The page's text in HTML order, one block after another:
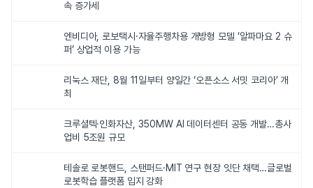
속 증가세
엔비디아, 로보택시·자율주행차용 개방형 모델 ‘알파마요 2 슈
퍼’ 상업적 이용 가능
리눅스 재단, 8월 11일부터 양일간 ‘오픈소스 서밋 코리아’ 개
최
크루셜텍·인화자산, 350MW AI 데이터센터 공동 개발…총사
업비 5조원 규모
테솔로 로봇핸드, 스탠퍼드·MIT 연구 현장 잇단 채택…글로벌
로봇학습 플랫폼 입지 강화